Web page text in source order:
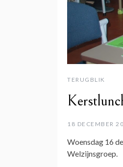
TERUGBLIK
18 DECEMBER
Woensdag 16
Welzijnsgroep.